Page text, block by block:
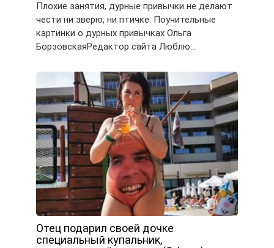
Плохие занятия, дурные привычки не делают
чести ни зверю, ни птичке. Поучительные
картинки о дурных привычках Ольга
БорзовскаяРедактор сайта Люблю…
Отец подарил своей дочке
специальный купальник,